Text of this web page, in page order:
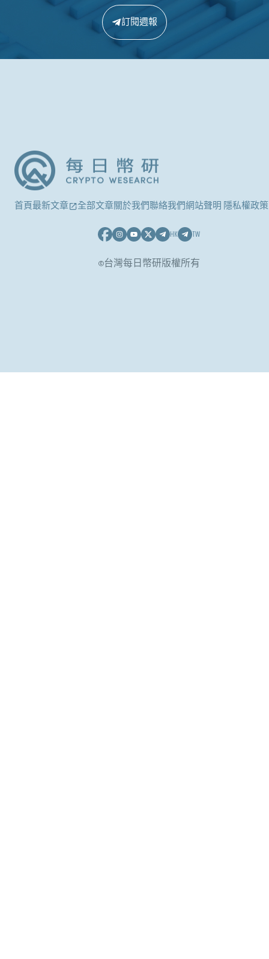
訂閱週報
首頁最新文章 全部文章關於我們聯絡我們網站聲明 隱私權政策
HK TW
©台灣每日幣研版權所有